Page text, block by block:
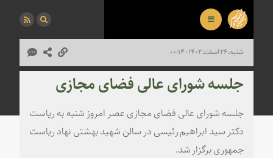
شنبه، ۲۶ اسفند ۱۴۰۲ - ۰۰:۱۴
جلسه شورای عالی فضای مجازی
جلسه شورای عالی فضای مجازی عصر امروز شنبه به ریاست
دکتر سید ابراهیم رئیسی در سالن شهید بهشتی نهاد ریاست
جمهوری برگزار شد.